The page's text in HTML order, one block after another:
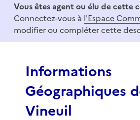
f
Vous êtes agent ou élu de cette
Connectez-vous à l'Espace
modifier ou compléter cette
Informations
Géographiques
Vineuil